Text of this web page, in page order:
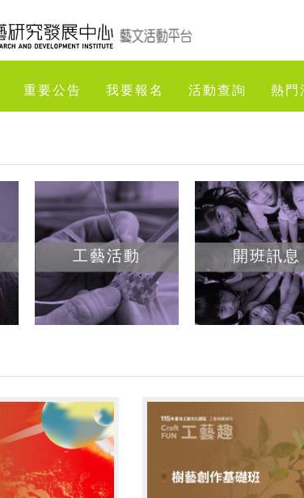
重要公告 我要報名 活動查詢 熱門
工藝活動 開班訊息